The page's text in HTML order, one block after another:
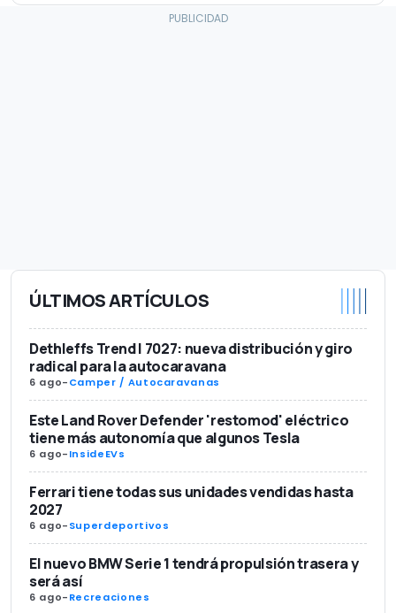
ÚLTIMOS ARTÍCULOS
Dethleffs Trend I 7027: nueva distribución y giro
radical para la autocaravana
6 ago-Camper / Autocaravanas
Este Land Rover Defender 'restomod' eléctrico
tiene más autonomía que algunos Tesla
6 ago-InsideEVs
Ferrari tiene todas sus unidades vendidas hasta
2027
6 ago-Superdeportivos
El nuevo BMW Serie 1 tendrá propulsión trasera y
será así
6 ago-Recreaciones